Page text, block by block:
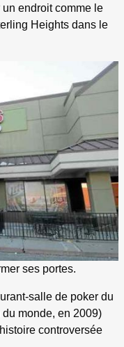
endroit comme le
Heights dans le
ses portes.
salle de poker du
monde, en 2009)
controversée